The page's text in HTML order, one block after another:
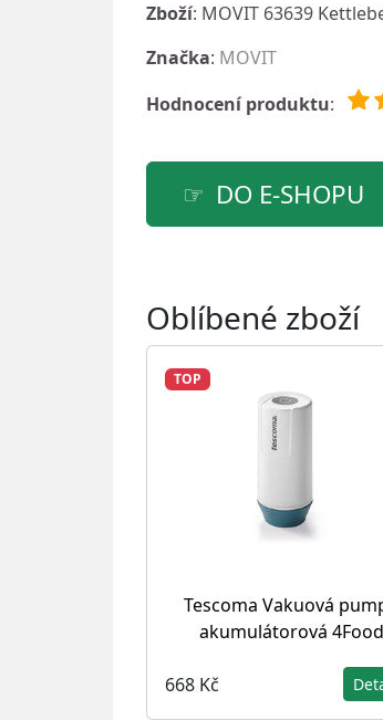
Zboží: MOVIT 63639
Značka: MOVIT
Hodnocení produktu:
DO E-SHOPU
Oblíbené zboží
TOP
Tescoma Vakuová
akumulátorová 4Food
668 Kč